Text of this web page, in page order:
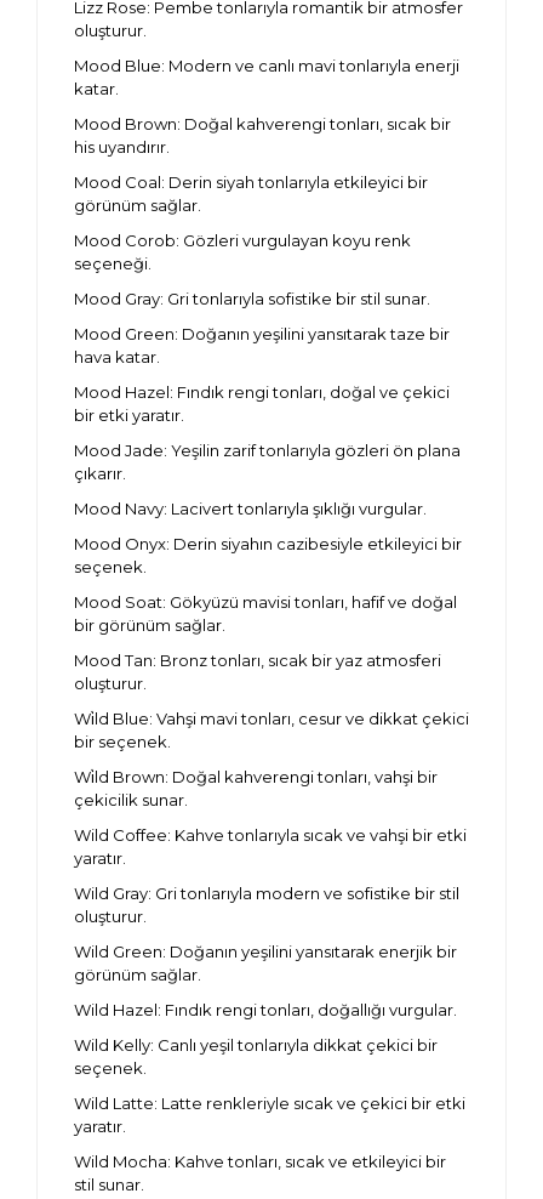
Lizz Rose: Pembe tonlarıyla romantik bir atmosfer
oluşturur.
Mood Blue: Modern ve canlı mavi tonlarıyla enerji
katar.
Mood Brown: Doğal kahverengi tonları, sıcak bir
his uyandırır.
Mood Coal: Derin siyah tonlarıyla etkileyici bir
görünüm sağlar.
Mood Corob: Gözleri vurgulayan koyu renk
seçeneği.
Mood Gray: Gri tonlarıyla sofistike bir stil sunar.
Mood Green: Doğanın yeşilini yansıtarak taze bir
hava katar.
Mood Hazel: Fındık rengi tonları, doğal ve çekici
bir etki yaratır.
Mood Jade: Yeşilin zarif tonlarıyla gözleri ön plana
çıkarır.
Mood Navy: Lacivert tonlarıyla şıklığı vurgular.
Mood Onyx: Derin siyahın cazibesiyle etkileyici bir
seçenek.
Mood Soat: Gökyüzü mavisi tonları, hafif ve doğal
bir görünüm sağlar.
Mood Tan: Bronz tonları, sıcak bir yaz atmosferi
oluşturur.
Wi̇ld Blue: Vahşi mavi tonları, cesur ve dikkat çekici
bir seçenek.
Wi̇ld Brown: Doğal kahverengi tonları, vahşi bir
çekicilik sunar.
Wild Coffee: Kahve tonlarıyla sıcak ve vahşi bir etki
yaratır.
Wild Gray: Gri tonlarıyla modern ve sofistike bir stil
oluşturur.
Wild Green: Doğanın yeşilini yansıtarak enerjik bir
görünüm sağlar.
Wild Hazel: Fındık rengi tonları, doğallığı vurgular.
Wild Kelly: Canlı yeşil tonlarıyla dikkat çekici bir
seçenek.
Wild Latte: Latte renkleriyle sıcak ve çekici bir etki
yaratır.
Wild Mocha: Kahve tonları, sıcak ve etkileyici bir
stil sunar.